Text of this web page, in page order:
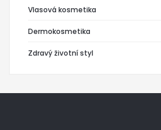
Vlasová kosmetika
Dermokosmetika
Zdravý životní styl